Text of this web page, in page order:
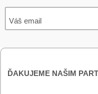
Váš email
ĎAKUJEME NAŠIM